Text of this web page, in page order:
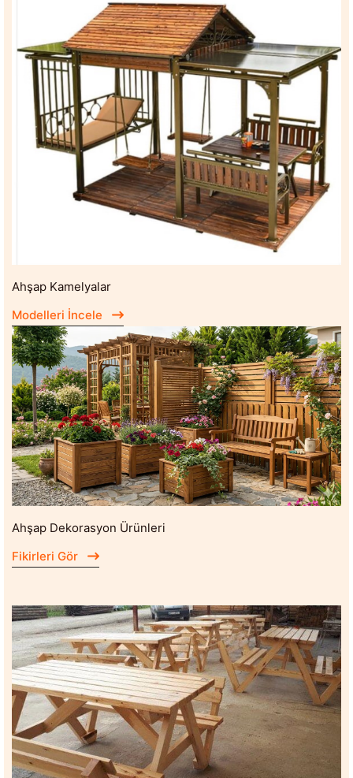
Ahşap Kamelyalar
Modelleri İncele
Ahşap Dekorasyon Ürünleri
Fikirleri Gör